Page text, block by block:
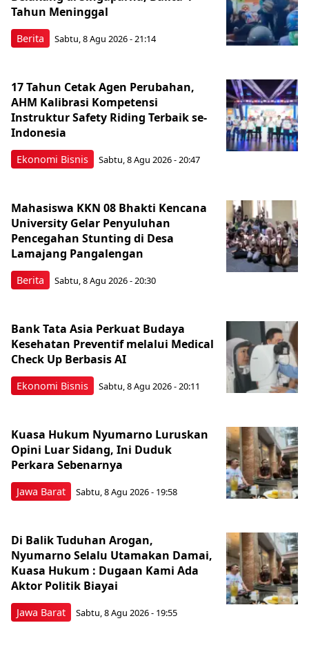
Berita
Tahun Meninggal
Sabtu, 8 Agu 2026 - 21:14
Ekonomi Bisnis
17 Tahun Cetak Agen Perubahan,
AHM Kalibrasi Kompetensi
Instruktur Safety Riding Terbaik se-
Indonesia
Sabtu, 8 Agu 2026 - 20:47
Berita
Mahasiswa KKN 08 Bhakti Kencana
University Gelar Penyuluhan
Pencegahan Stunting di Desa
Lamajang Pangalengan
Sabtu, 8 Agu 2026 - 20:30
Ekonomi Bisnis
Bank Tata Asia Perkuat Budaya
Kesehatan Preventif melalui Medical
Check Up Berbasis AI
Sabtu, 8 Agu 2026 - 20:11
Jawa Barat
Kuasa Hukum Nyumarno Luruskan
Opini Luar Sidang, Ini Duduk
Perkara Sebenarnya ​
Sabtu, 8 Agu 2026 - 19:58
Jawa Barat
Di Balik Tuduhan Arogan,
Nyumarno Selalu Utamakan Damai,
Kuasa Hukum : Dugaan Kami Ada
Aktor Politik Biayai
Sabtu, 8 Agu 2026 - 19:55